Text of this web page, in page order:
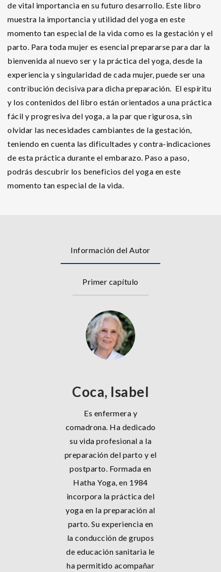
de vital importancia en su futuro desarrollo. Este libro
muestra la importancia y utilidad del yoga en este
momento tan especial de la vida como es la gestación y el
parto. Para toda mujer es esencial prepararse para dar la
bienvenida al nuevo ser y la práctica del yoga, desde la
experiencia y singularidad de cada mujer, puede ser una
contribución decisiva para dicha preparación. El espíritu
y los contenidos del libro están orientados a una práctica
fácil y progresiva del yoga, a la par que rigurosa, sin
olvidar las necesidades cambiantes de la gestación,
teniendo en cuenta las dificultades y contra-indicaciones
de esta práctica durante el embarazo. Paso a paso,
podrás descubrir los beneficios del yoga en este
momento tan especial de la vida.
Información del Autor
Primer capítulo
Coca, Isabel
Es enfermera y
comadrona. Ha dedicado
su vida profesional a la
preparación del parto y el
postparto. Formada en
Hatha Yoga, en 1984
incorpora la práctica del
yoga en la preparación al
parto. Su experiencia en
la conducción de grupos
de educación sanitaria le
ha permitido acompañar